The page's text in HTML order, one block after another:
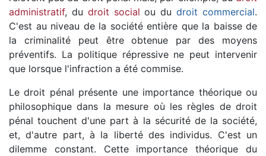
administratif, du droit social ou dudroit commercial.
C'est au niveau de la société entière que la baisse de
la criminalité peut être obtenue par des moyens
préventifs. La politique répressive ne peut intervenir
que lorsque l'infraction a été commise.
Le droit pénal présente une importance théorique ou
philosophique dans la mesure où les règles de droit
pénal touchent d'une part à la sécurité de la société,
et, d'autre part, à la liberté des individus. C'est un
dilemme constant. Cette importance théorique du